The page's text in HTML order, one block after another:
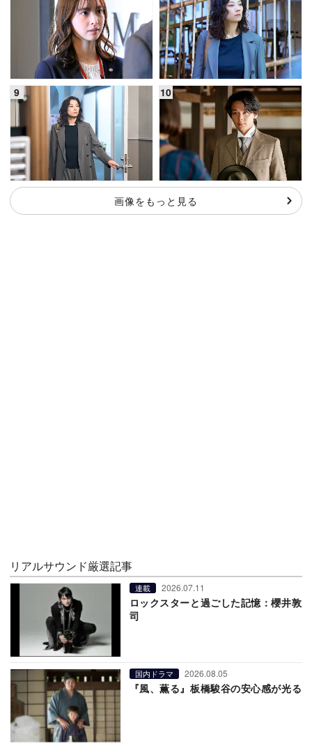
画像をもっと見る
リアルサウンド厳選記事
連載 2026.07.11
ロックスターと過ごした記憶：櫻井敦
司
国内ドラマ 2026.08.05
『風、薫る』板橋駿谷の安心感が光る